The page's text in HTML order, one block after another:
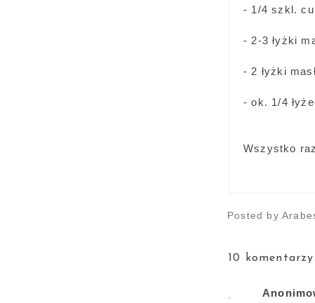
- 1/4 szkl.
- 2-3 łyżki
- 2 łyżki
- ok. 1/4
Wszystko
Posted by
10